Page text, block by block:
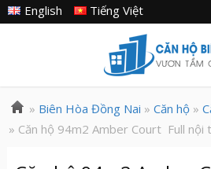
Tiếng Việt
English
» Biên Hòa Đồng Nai » Căn hộ»
» Căn hộ 94m2 Amber Court Full nội